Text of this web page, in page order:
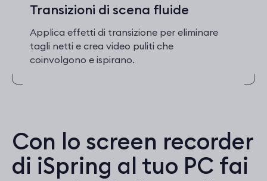
Transizioni di scena fluide
Applica effetti di transizione per eliminare
tagli netti e crea video puliti che
coinvolgono e ispirano.
Con lo screen recorder
di iSpring al tuo PC fai